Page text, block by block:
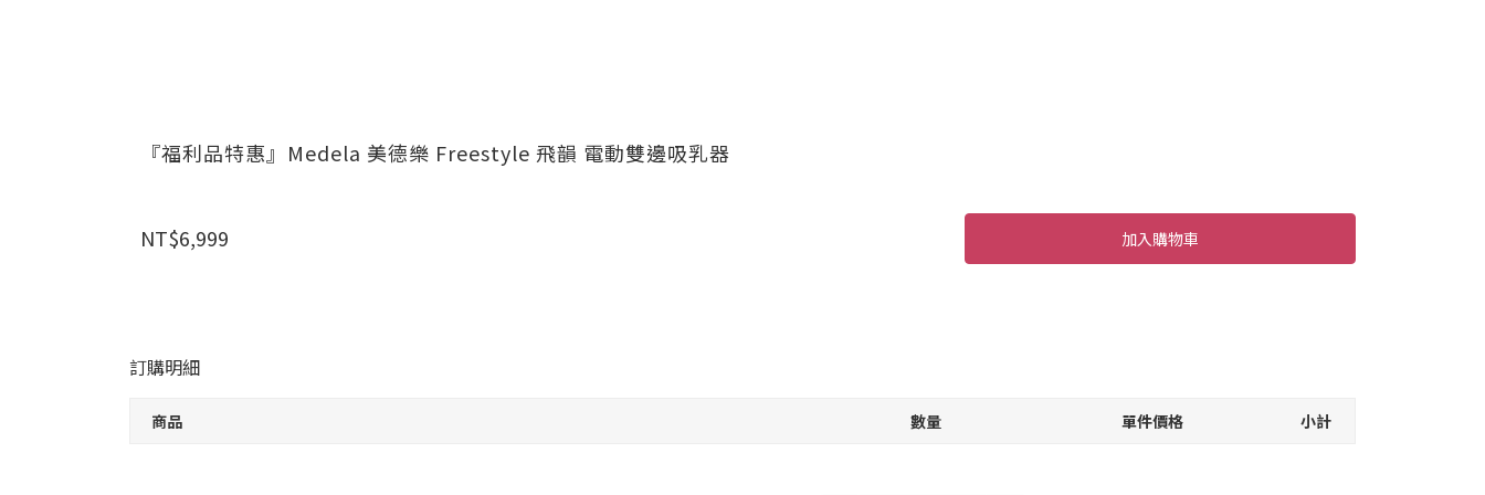
『福利品特惠』Medela 美德樂 Freestyle 飛韻 電動雙邊吸乳器
NT$6,999 加入購物車
訂購明細
商品 數量 單件價格 小計